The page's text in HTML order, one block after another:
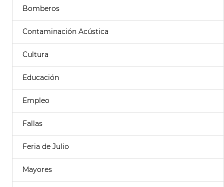
Bomberos
Contaminación Acústica
Cultura
Educación
Empleo
Fallas
Feria de Julio
Mayores